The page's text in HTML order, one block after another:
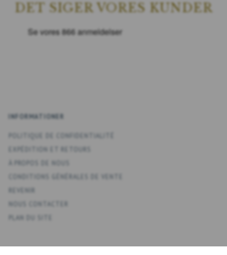
DET SIGER VORES KUNDER
INFORMATIONER
POLITIQUE DE CONFIDENTIALITÉ
CONDITIONS GÉNÉRALES DE VENTE
PLAN DU SITE